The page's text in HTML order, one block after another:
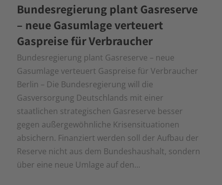
Bundesregierung plant Gasreserve
– neue Gasumlage verteuert
Gaspreise für Verbraucher
Bundesregierung plant Gasreserve – neue
Gasumlage verteuert Gaspreise für Verbraucher
Berlin – Die Bundesregierung will die
Gasversorgung Deutschlands mit einer
staatlichen strategischen Gasreserve besser
gegen außergewöhnliche Krisensituationen
absichern. Finanziert werden soll der Aufbau der
Reserve nicht aus dem Bundeshaushalt, sondern
über eine neue Umlage auf den...